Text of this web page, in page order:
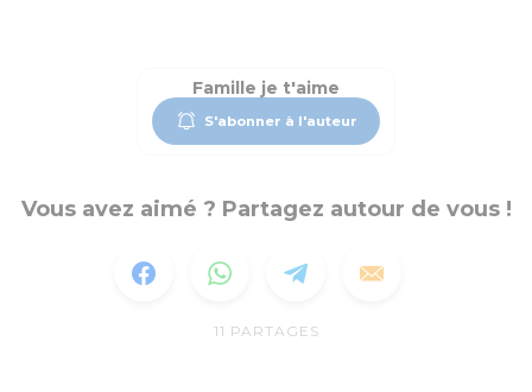
Famille je t'aime
S'abonner à l'auteur
Vous avez aimé ? Partagez autour de vous !
11 PARTAGES